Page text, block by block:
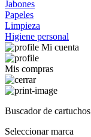
Jabones
Papeles
Limpieza
Higiene personal
Mi cuenta
Mis compras
Buscador de cartuchos
Seleccionar marca